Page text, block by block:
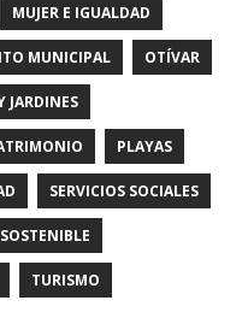
MUJER E IGUALDAD
MUNICIPAL OTÍVAR
JARDINES
PLAYAS
SERVICIOS SOCIALES
SOSTENIBLE
TURISMO